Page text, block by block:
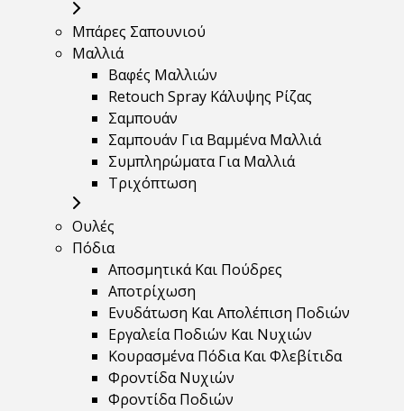
Μπάρες Σαπουνιού
Μαλλιά
Βαφές Μαλλιών
Retouch Spray Κάλυψης Ρίζας
Σαμπουάν
Σαμπουάν Για Βαμμένα Μαλλιά
Συμπληρώματα Για Μαλλιά
Τριχόπτωση
Ουλές
Πόδια
Αποσμητικά Και Πούδρες
Αποτρίχωση
Ενυδάτωση Και Απολέπιση Ποδιών
Εργαλεία Ποδιών Και Νυχιών
Κουρασμένα Πόδια Και Φλεβίτιδα
Φροντίδα Νυχιών
Φροντίδα Ποδιών